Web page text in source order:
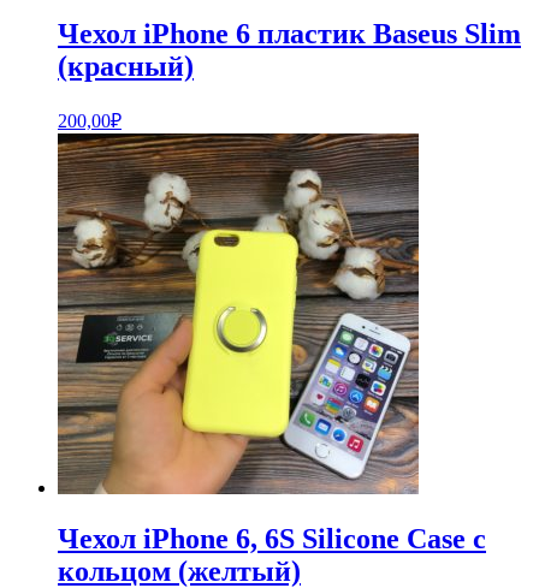
Чехол iPhone 6 пластик Baseus Slim
(красный)
200,00₽
Чехол iPhone 6, 6S Silicone Case с
кольцом (желтый)